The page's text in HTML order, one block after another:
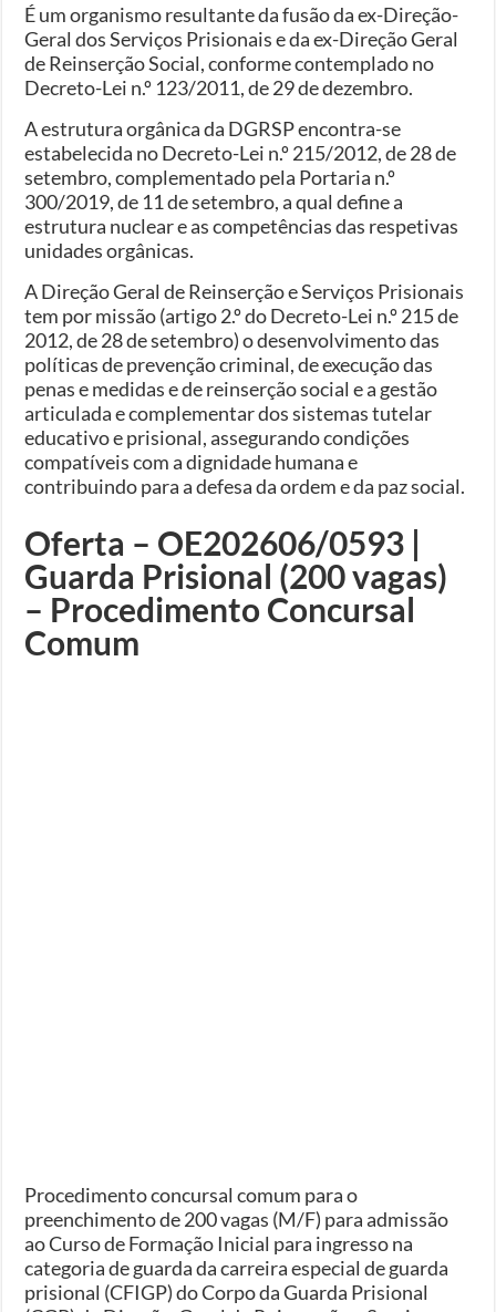
É um organismo resultante da fusão da ex-Direção-
Geral dos Serviços Prisionais e da ex-Direção Geral
de Reinserção Social, conforme contemplado no
Decreto-Lei n.º 123/2011, de 29 de dezembro.
A estrutura orgânica da DGRSP encontra-se
estabelecida no Decreto-Lei n.º 215/2012, de 28 de
setembro, complementado pela Portaria n.º
300/2019, de 11 de setembro, a qual define a
estrutura nuclear e as competências das respetivas
unidades orgânicas.
A Direção Geral de Reinserção e Serviços Prisionais
tem por missão (artigo 2.º do Decreto-Lei n.º 215 de
2012, de 28 de setembro) o desenvolvimento das
políticas de prevenção criminal, de execução das
penas e medidas e de reinserção social e a gestão
articulada e complementar dos sistemas tutelar
educativo e prisional, assegurando condições
compatíveis com a dignidade humana e
contribuindo para a defesa da ordem e da paz social.
Oferta – OE202606/0593 |
Guarda Prisional (200 vagas)
– Procedimento Concursal
Comum
Procedimento concursal comum para o
preenchimento de 200 vagas (M/F) para admissão
ao Curso de Formação Inicial para ingresso na
categoria de guarda da carreira especial de guarda
prisional (CFIGP) do Corpo da Guarda Prisional